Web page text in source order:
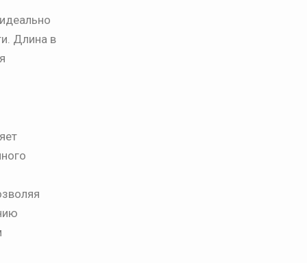
Длина в